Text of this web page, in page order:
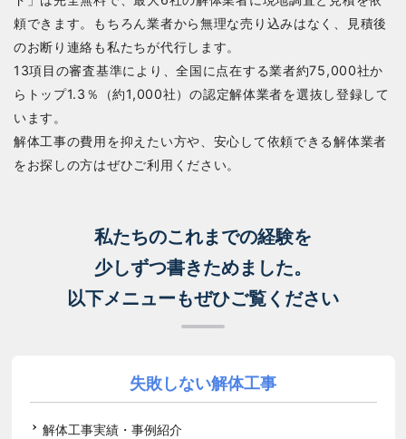
頼できます。もちろん業者から無理な売り込みはなく、見積後
のお断り連絡も私たちが代行します。
13項目の審査基準により、全国に点在する業者約75,000社か
らトップ1.3％（約1,000社）の認定解体業者を選抜し登録して
います。
解体工事の費用を抑えたい方や、安心して依頼できる解体業者
をお探しの方はぜひご利用ください。
私たちのこれまでの経験を
少しずつ書きためました。
以下メニューもぜひご覧ください
失敗しない解体工事
解体工事実績・事例紹介